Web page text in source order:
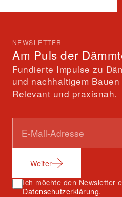
NEWSLETTER
Am Puls der
Fundierte Impulse zu
und nachhaltigem
Relevant und praxisnah.
Weiter
Ich möchte den Newsletter
Datenschutzerklärung.